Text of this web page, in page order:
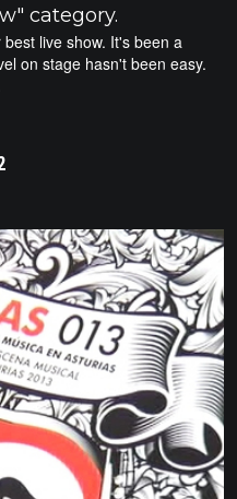
category.
live show. It's been a
on stage hasn't been easy.